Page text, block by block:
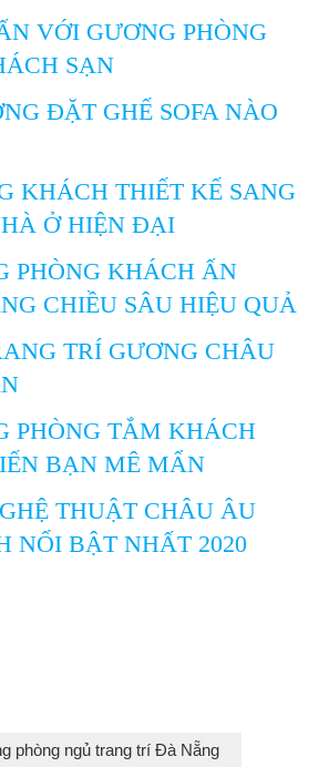
VỚI GƯƠNG PHÒNG
SẠN
ĐẶT GHẾ SOFA NÀO
KHÁCH THIẾT KẾ SANG
Ở HIỆN ĐẠI
PHÒNG KHÁCH ẤN
CHIỀU SÂU HIỆU QUẢ
TRÍ GƯƠNG CHÂU
PHÒNG TẮM KHÁCH
BẠN MÊ MẨN
THUẬT CHÂU ÂU
NỔI BẬT NHẤT 2020
phòng ngủ trang trí Đà Nẵng